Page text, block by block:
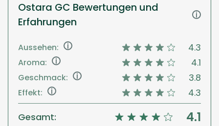
Ostara GC Bewertungen und
Erfahrungen
i
Aussehen: i 4.3
Aroma: i 4.1
Geschmack: i 3.8
Effekt: i
4.3
Gesamt:
4.1